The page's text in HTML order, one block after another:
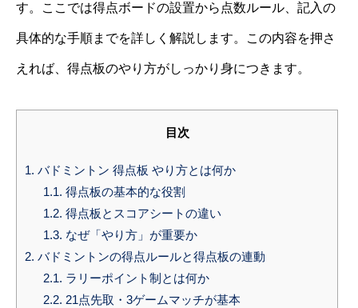
す。ここでは得点ボードの設置から点数ルール、記入の
具体的な手順までを詳しく解説します。この内容を押さ
えれば、得点板のやり方がしっかり身につきます。
目次
1. バドミントン 得点板 やり方とは何か
1.1. 得点板の基本的な役割
1.2. 得点板とスコアシートの違い
1.3. なぜ「やり方」が重要か
2. バドミントンの得点ルールと得点板の連動
2.1. ラリーポイント制とは何か
2.2. 21点先取・3ゲームマッチが基本